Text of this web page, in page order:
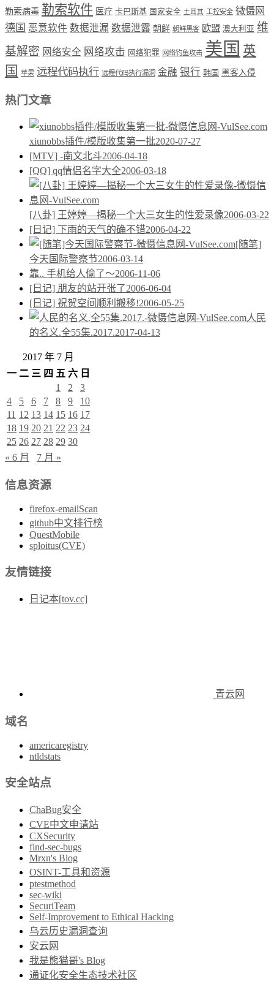
勒索病毒 勒索软件 医疗 卡巴斯基 国家安全 土耳其 工控安全 微慑网
德国 恶意软件 数据泄漏 数据泄露 朝鲜 朝鲜黑客 欧盟 澳大利亚 维
基解密 网络安全 网络攻击 网络犯罪 网络钓鱼攻击 美国 英
国
苹果 远程代码执行 远程代码执行漏洞 金融 银行 韩国 黑客入侵
热门文章
xiunobbs插件/模版收集第一批2020-07-27
[MTV] -南文北斗2006-04-18
[QQ] qq情侣名字大全2006-03-18
[八卦] 王婷婷—揭秘一个大三女生的性爱录像2006-03-22
[日记] 下雨的天气的确不错2006-04-22
[随笔]
今天国际警察节2006-03-14
靠.. 手机给人偷了～2006-11-06
[日记] 朋友的站开张了2006-06-04
[日记] 祝贺空间顺利搬移!2006-05-25
人民
的名义.全55集.2017.2017-04-13
2017 年 7 月
一 二 三 四 五 六 日
1
2
3
4
5 6 7 8 9
10
11 12 13 14 15 16 17
18 19 20 21 22 23 24
25 26 27 28 29 30
« 6 月
7 月 »
信息资源
firefox-emailScan
github中文排行榜
QuestMobile
sploitus(CVE)
友情链接
日记本[tov.cc]
青云网
域名
americaregistry
ntldstats
安全站点
ChaBug安全
CVE中文申请站
CXSecurity
find-sec-bugs
Mrxn's Blog
OSINT-工具和资源
ptestmethod
sec-wiki
SecuriTeam
Self-Improvement to Ethical Hacking
乌云历史漏洞查询
安云网
我是熊猫哥's Blog
通证化安全生态技术社区